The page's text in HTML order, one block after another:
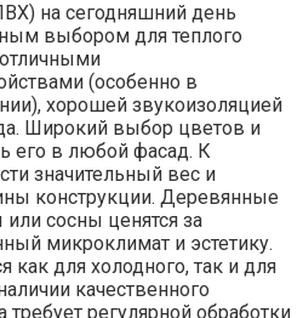
на сегодняшний день
выбором для теплого
(особенно в
хорошей звукоизоляцией
Широкий выбор цветов и
его в любой фасад. К
значительный вес и
конструкции. Деревянные
сосны ценятся за
микроклимат и эстетику.
как для холодного, так и для
качественного
требует регулярной обработки